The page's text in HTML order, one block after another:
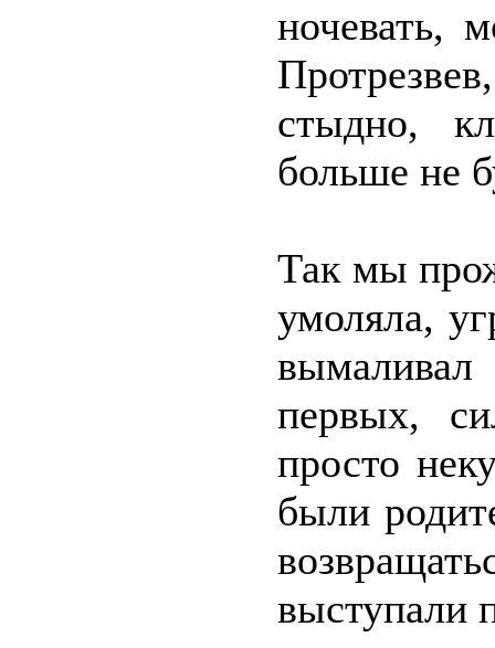
ночевать,
стыдно,
больше не
Так мы
умоляла,
первых,
просто
были
выступали